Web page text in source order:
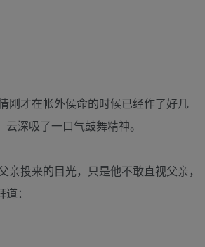
刚才在帐外侯命的时候已经作了好几
深吸了一口气鼓舞精神。
投来的目光，只是他不敢直视父亲，
：